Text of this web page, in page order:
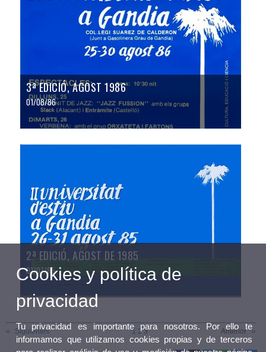
3ª EDICIÓ, AGOST 1986
01/08/86
2ª EDICIÓ, AGOST DE 1985
01/07/85
Siguientes Anterior
1 2 3
Cookies y política de
privacidad
Tu privacidad es importante para nosotros. Por ello te
informamos que utilizamos cookies propias y de terceros